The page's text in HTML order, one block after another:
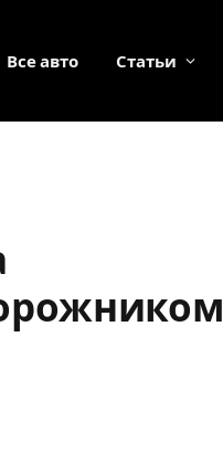
Все авто Статьи